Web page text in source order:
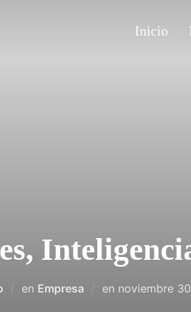
Inicio
en Empresa en Publicado
noviembre